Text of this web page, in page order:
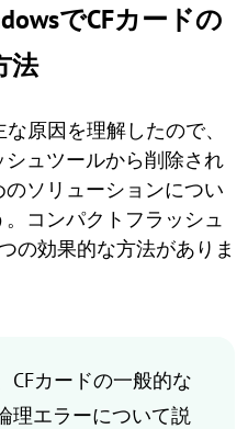
でCFカードの
法
原因を理解したので、
ュツールから削除され
ソリューションについ
コンパクトフラッシュ
の効果的な方法がありま
CFカードの一般的な
理エラーについて説